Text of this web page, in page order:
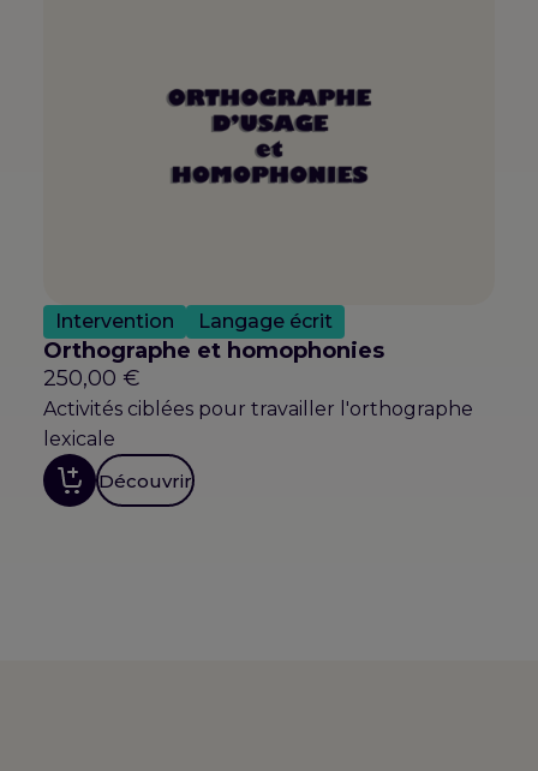
Intervention Langage écrit
Orthographe et homophonies
250,00 €
Activités ciblées pour travailler l'orthographe
lexicale
Découvrir